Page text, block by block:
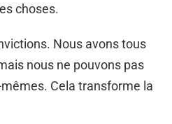
choses.
Nous avons tous
nous ne pouvons pas
Cela transforme la